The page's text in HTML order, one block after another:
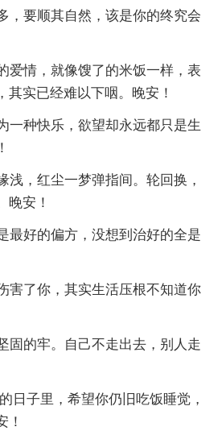
，要顺其自然，该是你的终究会
爱情，就像馊了的米饭一样，表
其实已经难以下咽。晚安！
一种快乐，欲望却永远都只是生
浅，红尘一梦弹指间。轮回换，
晚安！
最好的偏方，没想到治好的全是
害了你，其实生活压根不知道你
固的牢。自己不走出去，别人走
日子里，希望你仍旧吃饭睡觉，
！